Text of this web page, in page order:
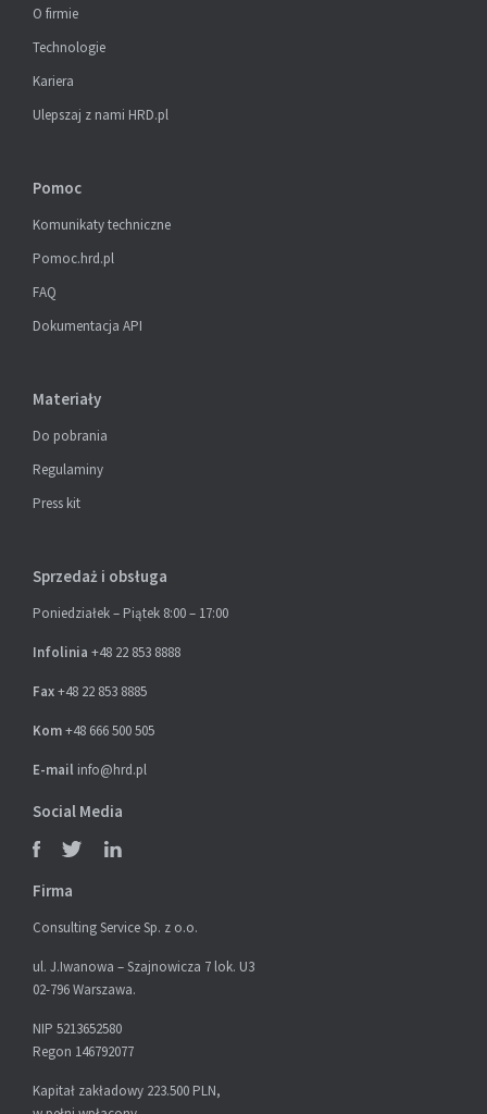
O firmie
Technologie
Kariera
Ulepszaj z nami HRD.pl
Pomoc
Komunikaty techniczne
Pomoc.hrd.pl
FAQ
Dokumentacja API
Materiały
Do pobrania
Regulaminy
Press kit
Sprzedaż i obsługa
Poniedziałek – Piątek 8:00 – 17:00
Infolinia +48 22 853 8888
Fax+48 22 853 8885
Kom+48 666 500 505
E-mail info@hrd.pl
Social Media
Firma
Consulting Service Sp. z o.o.
ul. J.Iwanowa – Szajnowicza 7 lok. U3
02-796 Warszawa.
NIP 5213652580
Regon 146792077
Kapitał zakładowy 223.500 PLN,